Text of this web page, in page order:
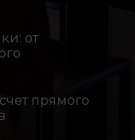
от
прямого